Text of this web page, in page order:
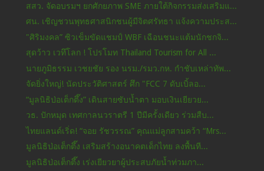
สสว. จัดอบรมฯ ยกศักยภาพ SME ภายใต้กิจกรรมส่งเสริมแ...
ศน. เชิญชวนพุทธศาสนิกชนผู้มีจิตศรัทธา แจ้งความประส...
"ศิริมงคล” ซิวเข็มขัดแชมป์ WBF เฉือนชนะแต้มนักชกจิ...
สุดว้าว เวทึโลก ! โปรโมท Thailand Tourism for All ...
นายภูมิธรรม เวชยชัย รอง นรม./รมว.กห. กำชับเหล่าทัพ...
จัดยิ่งใหญ่! นัดประวัติศาสตร์ ศึก "FCC 7 ดับเบิ้ลอ...
“มูลนิธิป่อเต็กตึ๊ง” เดินสายซับน้ำตา มอบเงินเยียวย...
วธ. ปักหมุด เทศกาลนวราตรี 1 ปีมีครั้งเดียว ร่วมสืบ...
ไทยแลนด์เริ่ด! “จอย รัชวรรณ” คุณแม่ลูกสามคว้า “Mrs...
มูลนิธิป่อเต็กตึ๊ง เสริมสร้างอนาคตเด็กไทย ลงพื้นที...
มูลนิธิป่อเต็กตึ๊ง เร่งเยียวยาผู้ประสบภัยน้ำท่วมภา...